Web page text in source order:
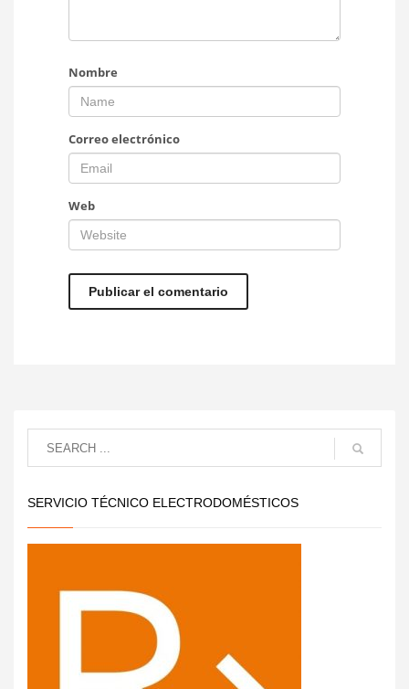
Nombre
Correo electrónico
Web
SERVICIO TÉCNICO ELECTRODOMÉSTICOS